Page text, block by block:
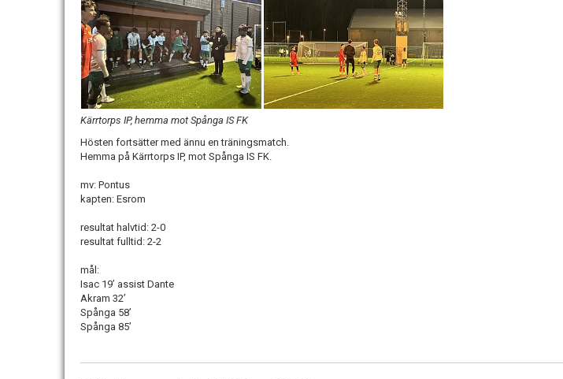
Kärrtorps IP, hemma mot Spånga IS FK
Hösten fortsätter med ännu en träningsmatch.
Hemma på Kärrtorps IP, mot Spånga IS FK.
mv: Pontus
kapten: Esrom
resultat halvtid: 2-0
resultat fulltid: 2-2
mål:
Isac 19’ assist Dante
Akram 32’
Spånga 58’
Spånga 85’